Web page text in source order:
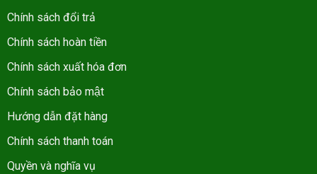
Chính sách đổi trả
Chính sách hoàn tiền
Chính sách xuất hóa đơn
Chính sách bảo mật
Hướng dẫn đặt hàng
Chính sách thanh toán
Quyền và nghĩa vụ